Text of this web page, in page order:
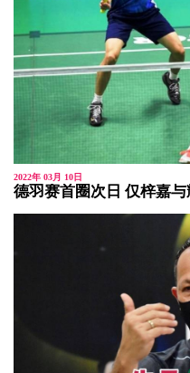
2022年 03月 10日
德羽赛首圈次日 仅梓嘉